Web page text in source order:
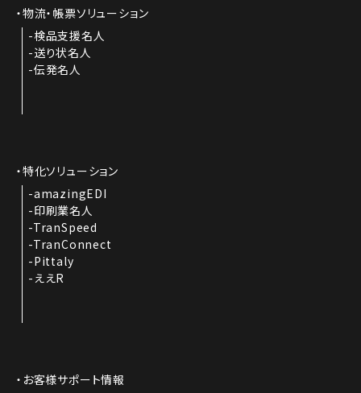
物流・帳票ソリューション
検品支援名人
送り状名人
伝発名人
特化ソリューション
amazingEDI
印刷業名人
TranSpeed
TranConnect
Pittaly
ええR
お客様サポート情報